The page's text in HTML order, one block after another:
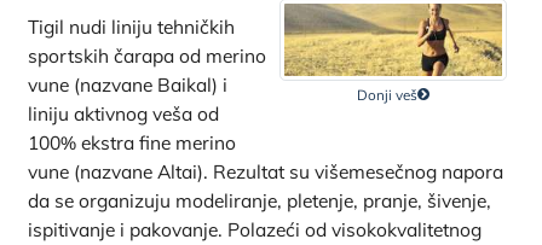
Donji veš
Tigil nudi liniju tehničkih
sportskih čarapa od merino
vune (nazvane Baikal) i
liniju aktivnog veša od
100% ekstra fine merino
vune (nazvane Altai). Rezultat su višemesečnog napora
da se organizuju modeliranje, pletenje, pranje, šivenje,
ispitivanje i pakovanje. Polazeći od visokokvalitetnog